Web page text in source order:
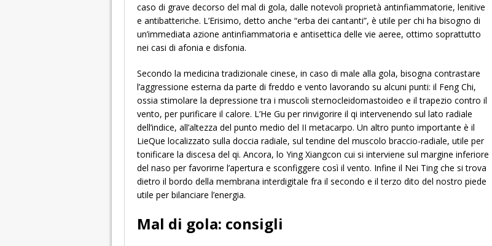
caso di grave decorso del mal di gola, dalle notevoli proprietà antinfiammatorie, lenitive
e antibatteriche. L’Erisimo, detto anche “erba dei cantanti”, è utile per chi ha bisogno di
un’immediata azione antinfiammatoria e antisettica delle vie aeree, ottimo soprattutto
nei casi di afonia e disfonia.
Secondo la medicina tradizionale cinese, in caso di male alla gola, bisogna contrastare
l’aggressione esterna da parte di freddo e vento lavorando su alcuni punti: il Feng Chi,
ossia stimolare la depressione tra i muscoli sternocleidomastoideo e il trapezio contro il
vento, per purificare il calore. L’He Gu per rinvigorire il qi intervenendo sul lato radiale
dell’indice, all’altezza del punto medio del II metacarpo. Un altro punto importante è il
LieQue localizzato sulla doccia radiale, sul tendine del muscolo braccio-radiale, utile per
tonificare la discesa del qi. Ancora, lo Ying Xiangcon cui si interviene sul margine inferiore
del naso per favorirne l’apertura e sconfiggere così il vento. Infine il Nei Ting che si trova
dietro il bordo della membrana interdigitale fra il secondo e il terzo dito del nostro piede
utile per bilanciare l’energia.
Mal di gola: consigli